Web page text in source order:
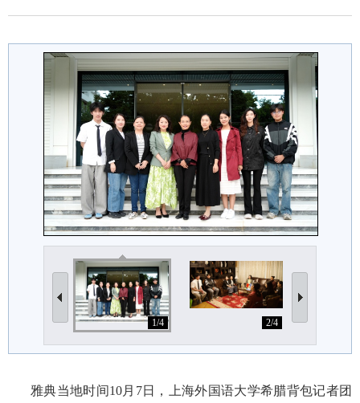
1/4 2/4
雅典当地时间10月7日，上海外国语大学希腊背包记者团